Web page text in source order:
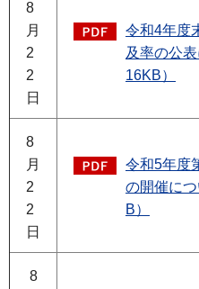
8
月
2
2
日
令和4年度
及率の公
16KB）
8
月
2
2
日
令和5年度
の開催に
B）
8